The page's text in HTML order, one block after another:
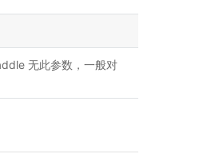
无此参数，一般对